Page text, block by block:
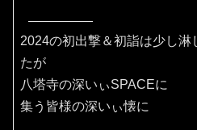
2024の初出撃＆初詣は少し淋
たが
八塔寺の深いぃSPACEに
集う皆様の深いぃ懐に